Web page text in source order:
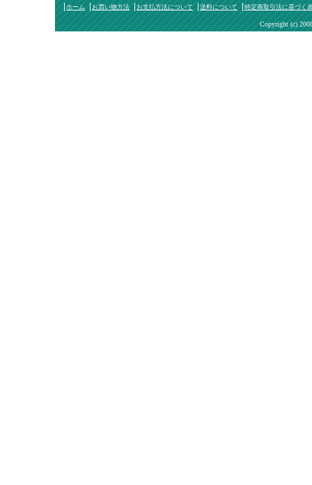
ホーム お買い物方法 お支払方法について 送料について 特定商取引法に基づく
Copyright (c)